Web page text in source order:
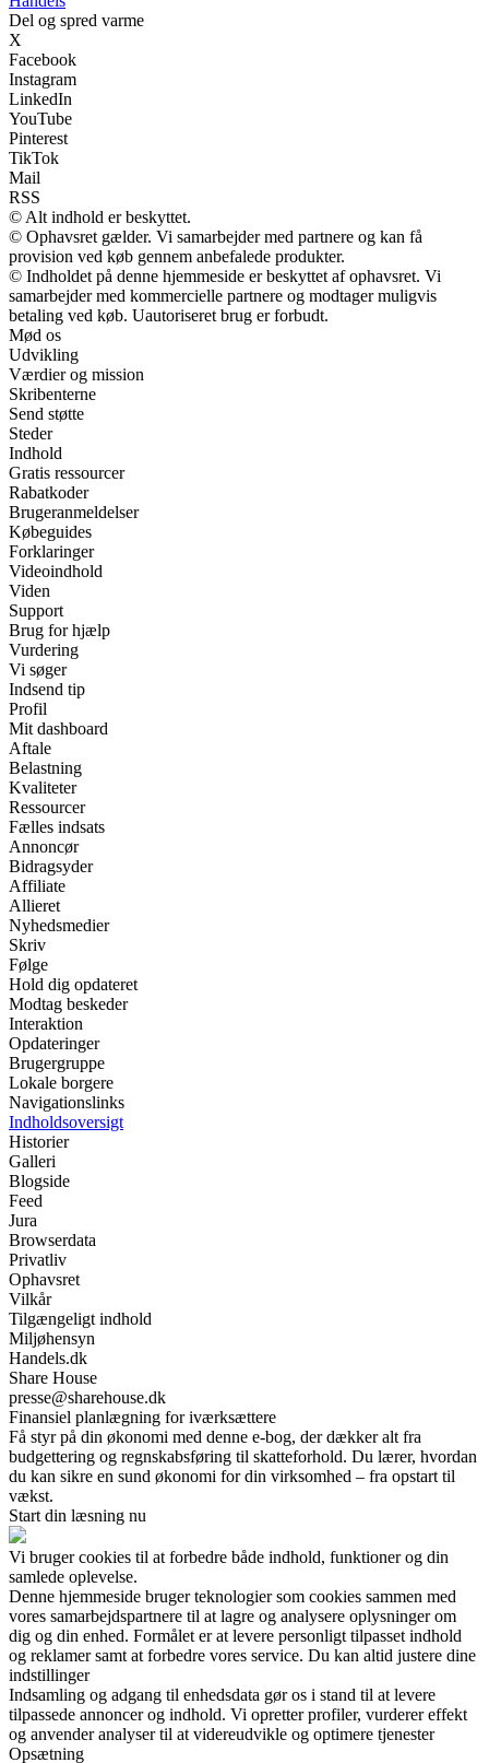
Del og spred varme
X
Facebook
Instagram
LinkedIn
YouTube
Pinterest
TikTok
Mail
RSS
© Alt indhold er beskyttet.
© Ophavsret gælder. Vi samarbejder med partnere og kan få
provision ved køb gennem anbefalede produkter.
© Indholdet på denne hjemmeside er beskyttet af ophavsret. Vi
samarbejder med kommercielle partnere og modtager muligvis
betaling ved køb. Uautoriseret brug er forbudt.
Mød os
Udvikling
Værdier og mission
Skribenterne
Send støtte
Steder
Indhold
Gratis ressourcer
Rabatkoder
Brugeranmeldelser
Købeguides
Forklaringer
Videoindhold
Viden
Support
Brug for hjælp
Vurdering
Vi søger
Indsend tip
Profil
Mit dashboard
Aftale
Belastning
Kvaliteter
Ressourcer
Fælles indsats
Annoncør
Bidragsyder
Affiliate
Allieret
Nyhedsmedier
Skriv
Følge
Hold dig opdateret
Modtag beskeder
Interaktion
Opdateringer
Brugergruppe
Lokale borgere
Navigationslinks
Indholdsoversigt
Historier
Galleri
Blogside
Feed
Jura
Browserdata
Privatliv
Ophavsret
Vilkår
Tilgængeligt indhold
Miljøhensyn
Handels.dk
Share House
presse@sharehouse.dk
Finansiel planlægning for iværksættere
Få styr på din økonomi med denne e-bog, der dækker alt fra
budgettering og regnskabsføring til skatteforhold. Du lærer, hvordan
du kan sikre en sund økonomi for din virksomhed – fra opstart til
vækst.
Start din læsning nu
Vi bruger cookies til at forbedre både indhold, funktioner og din
samlede oplevelse.
Denne hjemmeside bruger teknologier som cookies sammen med
vores samarbejdspartnere til at lagre og analysere oplysninger om
dig og din enhed. Formålet er at levere personligt tilpasset indhold
og reklamer samt at forbedre vores service. Du kan altid justere dine
indstillinger
Indsamling og adgang til enhedsdata gør os i stand til at levere
tilpassede annoncer og indhold. Vi opretter profiler, vurderer effekt
og anvender analyser til at videreudvikle og optimere tjenester
Opsætning